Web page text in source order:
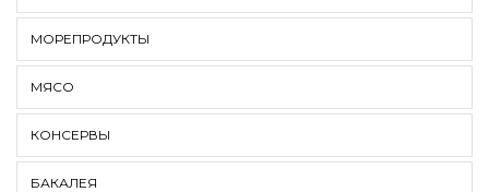
МОРЕПРОДУКТЫ
МЯСО
КОНСЕРВЫ
БАКАЛЕЯ